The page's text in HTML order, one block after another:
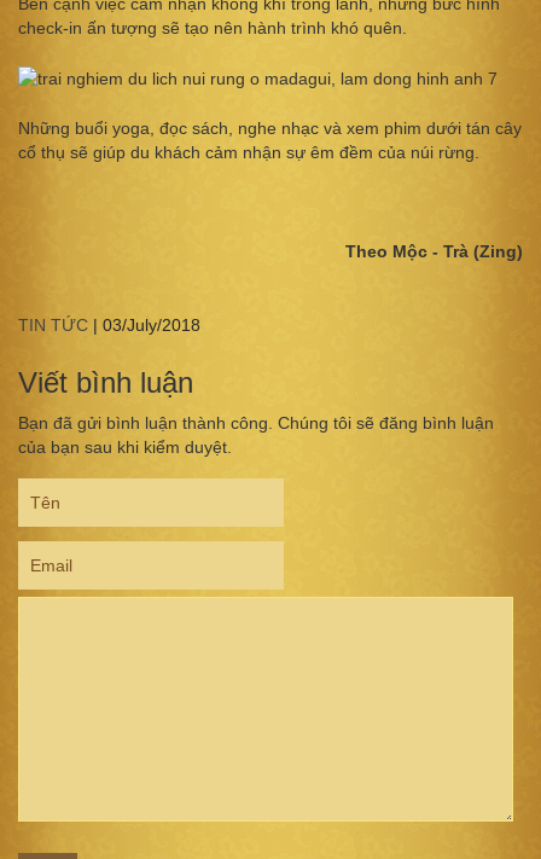
check-in ấn tượng sẽ tạo nên hành trình khó quên.
Những buổi yoga, đọc sách, nghe nhạc và xem phim dưới tán cây
cổ thụ sẽ giúp du khách cảm nhận sự êm đềm của núi rừng.
Theo Mộc - Trà (Zing)
TIN TỨC | 03/July/2018
Viết bình luận
Bạn đã gửi bình luận thành công. Chúng tôi sẽ đăng bình luận
của bạn sau khi kiểm duyệt.